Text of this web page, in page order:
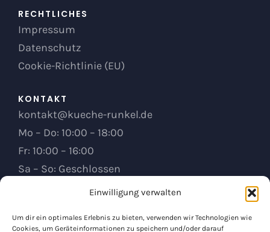
Einwilligung verwalten
Um dir ein optimales Erlebnis zu bieten, verwenden wir Technologien wie
Cookies, um Geräteinformationen zu speichern und/oder darauf
RECHTLICHES
Impressum
Datenschutz
Cookie-Richtlinie (EU)
KONTAKT
kontakt@kueche-runkel.de
Mo – Do: 10:00 – 18:00
Fr: 10:00 – 16:00
Sa – So: Geschlossen
Heerstraße 110